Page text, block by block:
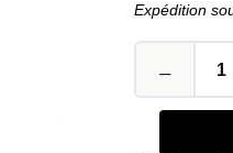
Expédition